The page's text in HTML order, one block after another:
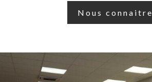
Nous connaitre